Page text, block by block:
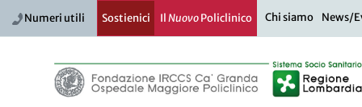
Numeri utili Sostienici IlNuovoPoliclinico Chi siamo News/